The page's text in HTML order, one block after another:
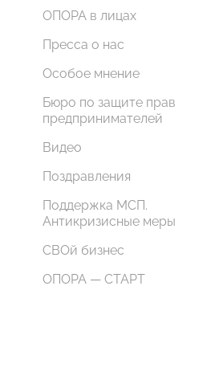
ОПОРА в лицах
Пресса о нас
Особое мнение
Бюро по защите прав
предпринимателей
Видео
Поздравления
Поддержка МСП.
Антикризисные меры
СВОй бизнес
ОПОРА — СТАРТ